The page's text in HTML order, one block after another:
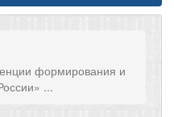
формирования и
...